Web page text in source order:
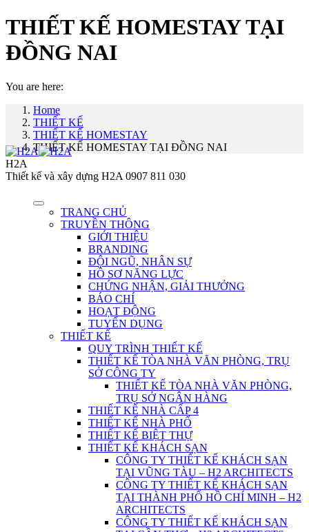
THIẾT KẾ HOMESTAY TẠI
ĐỒNG NAI
You are here:
Home
THIẾT KẾ
THIẾT KẾ HOMESTAY
THIẾT KẾ HOMESTAY TẠI ĐỒNG NAI
H2A
Thiết kế và xây dựng H2A 0907 811 030
TRANG CHỦ
TRUYỀN THÔNG
GIỚI THIỆU
BRANDING
ĐỘI NGŨ, NHÂN SỰ
HỒ SƠ NĂNG LỰC
CHỨNG NHẬN, GIẢI THƯỞNG
BÁO CHÍ
HOẠT ĐỘNG
TUYỂN DỤNG
THIẾT KẾ
QUY TRÌNH THIẾT KẾ
THIẾT KẾ TÒA NHÀ VĂN PHÒNG, TRỤ
SỞ CÔNG TY
THIẾT KẾ TÒA NHÀ VĂN PHÒNG,
TRỤ SỞ NGÂN HÀNG
THIẾT KẾ NHÀ CẤP 4
THIẾT KẾ NHÀ PHỐ
THIẾT KẾ BIỆT THỰ
THIẾT KẾ KHÁCH SẠN
CÔNG TY THIẾT KẾ KHÁCH SẠN
TẠI VŨNG TÀU – H2 ARCHITECTS
CÔNG TY THIẾT KẾ KHÁCH SẠN
TẠI THÀNH PHỐ HỒ CHÍ MINH – H2
ARCHITECTS
CÔNG TY THIẾT KẾ KHÁCH SẠN